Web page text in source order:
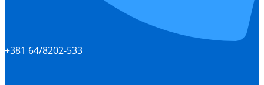
+381 64/8202-533